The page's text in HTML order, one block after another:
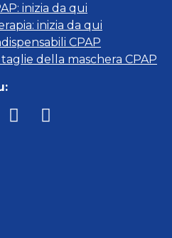
inizia da qui
inizia da qui
CPAP
della maschera CPAP